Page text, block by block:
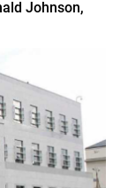
Johnson,